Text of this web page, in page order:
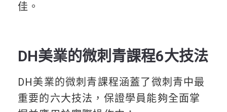
佳。
DH美業的微刺青課程6大技法
DH美業的微刺青課程涵蓋了微刺青中最
重要的六大技法，保證學員能夠全面掌